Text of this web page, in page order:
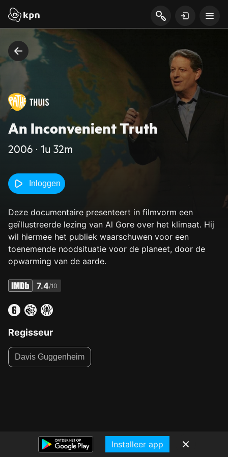
An Inconvenient Truth
2006 ‧ 1u 32m
Inloggen
Deze documentaire presenteert in filmvorm een
geïllustreerde lezing van Al Gore over het klimaat. Hij
wil hiermee het publiek waarschuwen voor een
toenemende noodsituatie voor de planeet, door de
opwarming van de aarde.
7.4/10
Regisseur
Davis Guggenheim
Installeer app